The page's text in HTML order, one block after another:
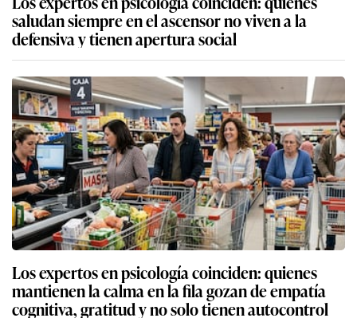
saludan siempre en el ascensor no viven a la
defensiva y tienen apertura social
Los expertos en psicología coinciden: quienes
mantienen la calma en la fila gozan de empatía
cognitiva, gratitud y no solo tienen autocontrol